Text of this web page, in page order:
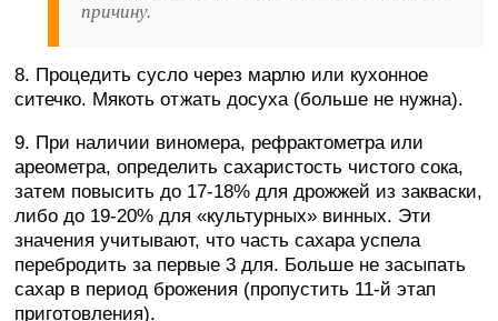
причину.
8. Процедить сусло через марлю или кухонное
ситечко. Мякоть отжать досуха (больше не нужна).
9. При наличии виномера, рефрактометра или
ареометра, определить сахаристость чистого сока,
затем повысить до 17-18% для дрожжей из закваски,
либо до 19-20% для «культурных» винных. Эти
значения учитывают, что часть сахара успела
перебродить за первые 3 для. Больше не засыпать
сахар в период брожения (пропустить 11-й этап
приготовления).